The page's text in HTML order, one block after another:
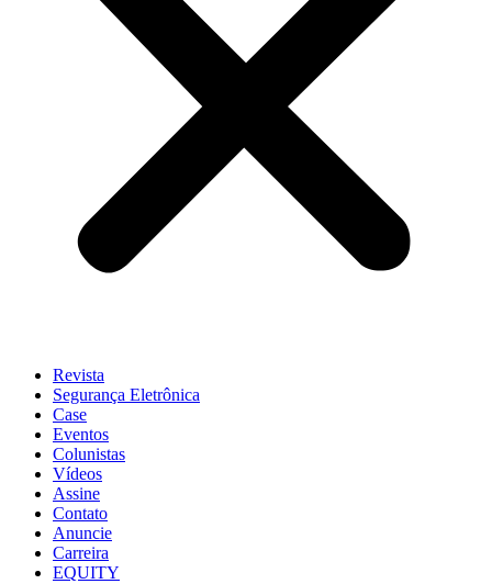
Revista
Segurança Eletrônica
Case
Eventos
Colunistas
Vídeos
Assine
Contato
Anuncie
Carreira
EQUITY